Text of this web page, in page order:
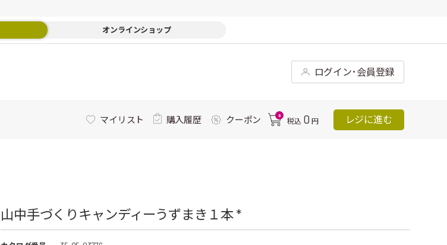
オンラインショップ
ログイン･会員登録
マイリスト 購入履歴 クーポン 0
税込 0 円 レジに進む
山中手づくりキャンディーうずまき１本 *